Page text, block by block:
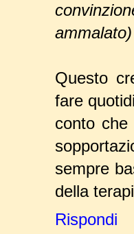
Questo
fare
conto
sempre
della
Rispondi